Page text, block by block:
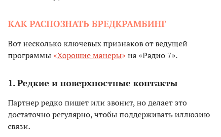
КАК РАСПОЗНАТЬ БРЕДКРАМБИНГ
Вот несколько ключевых признаков от ведущей
программы«Хорошие манеры» на «Радио 7».
1. Редкие и поверхностные контакты
Партнер редко пишет или звонит, но делает это
достаточно регулярно, чтобы поддерживать иллюзию
связи.